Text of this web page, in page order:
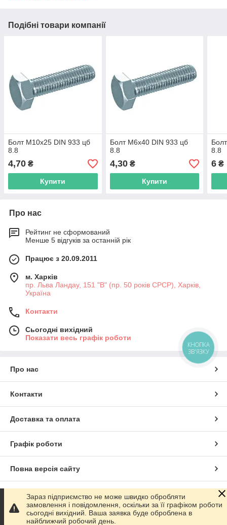
Подібні товари компанії
Болт М10х25 DIN 933 цб
8.8
4,70 ₴
Купити
Болт М6х40 DIN 933 цб
8.8
4,30₴
Купити
8.8
6 ₴
Про нас
Рейтинг не сформований
Менше 5 відгуків за останній рік
Працює з 20.09.2011
м. Харків
пр. Льва Ландау, 151 "В" (пр. 50 років СРСР), Харків,
Україна
Контакти
Сьогодні вихідний
Показати весь графік роботи
Про нас
Контакти
Доставка та оплата
Графік роботи
Повна версія сайту
Сайт створено на маркетплейсіProm.ua
Політика конфіденційності
Зараз підприємство не може швидко обробляти
замовлення і повідомлення, оскільки за її графіком роботи
сьогодні вихідний. Ваша заявка буде оброблена в
найближчий робочий день.
КНОПКА
ЗВ'ЯЗКУ